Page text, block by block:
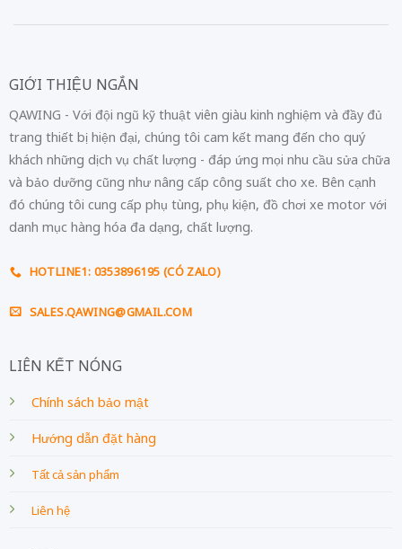
GIỚI THIỆU NGẮN
QAWING - Với đội ngũ kỹ thuật viên giàu kinh nghiệm và đầy đủ
trang thiết bị hiện đại, chúng tôi cam kết mang đến cho quý
khách những dịch vụ chất lượng - đáp ứng mọi nhu cầu sửa chữa
và bảo dưỡng cũng như nâng cấp công suất cho xe. Bên cạnh
đó chúng tôi cung cấp phụ tùng, phụ kiện, đồ chơi xe motor với
danh mục hàng hóa đa dạng, chất lượng.
HOTLINE1: 0353896195 (CÓ ZALO)
SALES.QAWING@GMAIL.COM
LIÊN KẾT NÓNG
Chính sách bảo mật
Hướng dẫn đặt hàng
Tất cả sản phẩm
Liên hệ